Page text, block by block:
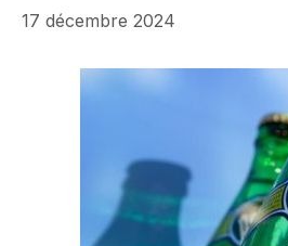
17 décembre 2024